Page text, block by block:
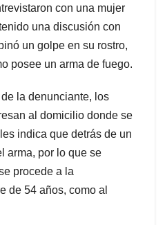
con una mujer
una discusión con
un golpe en su rostro,
posee un arma de fuego.
la denunciante, los
al domicilio donde se
indica que detrás de un
arma, por lo que se
procede a la
de 54 años, como al